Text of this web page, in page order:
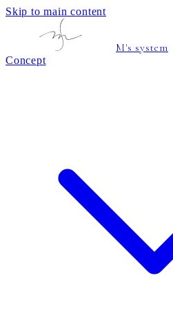
Skip to main content
M's system
Concept